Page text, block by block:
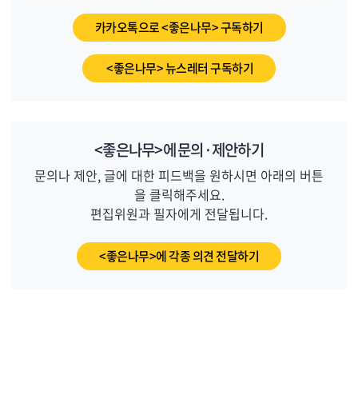
카카오톡으로 <좋은나무> 구독하기
<좋은나무> 뉴스레터 구독하기
<좋은나무>에 문의·제안하기
문의나 제안, 글에 대한 피드백을 원하시면 아래의 버튼
을 클릭해주세요.
편집위원과 필자에게 전달됩니다.
<좋은나무>에 각종 의견 전달하기